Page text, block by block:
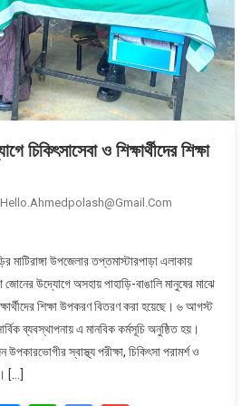
চিকিৎসাসেবা ও শিক্ষার্থীদের শিক্ষা
Hello.ahmedpolash@gmail.com
মাটিরাঙ্গা উপজেলার তপ্তমাস্টারপাড়া এলাকায়
জোনের উদ্যোগে অসহায় পাহাড়ি-বাঙালি মানুষের মাঝে
শিক্ষা উপকরণ বিতরণ করা হয়েছে। ৬ আগস্ট
ব্যবস্থাপনায় এ মানবিক কর্মসূচি অনুষ্ঠিত হয়।
স্বাস্থ্য পরীক্ষা, চিকিৎসা পরামর্শ ও
[…]